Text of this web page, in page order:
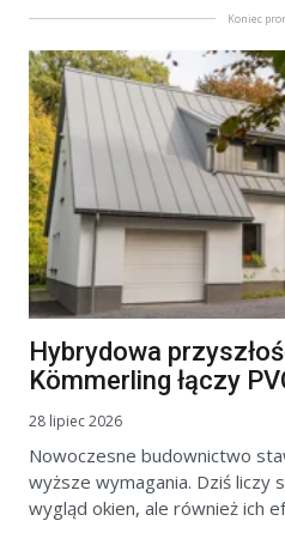
Koniec
Hybrydowa
Kömmerling łączy
28 lipiec 2026
Nowoczesne budownictwo
wyższe wymagania. Dziś liczy
wygląd okien, ale również ich